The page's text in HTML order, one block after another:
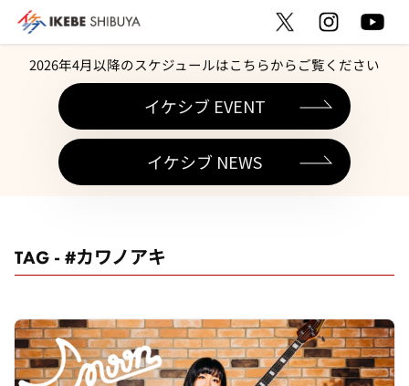
2026年4月以降のスケジュールはこちらからご覧ください
イケシブ EVENT
イケシブ NEWS
TAG - #カワノアキ